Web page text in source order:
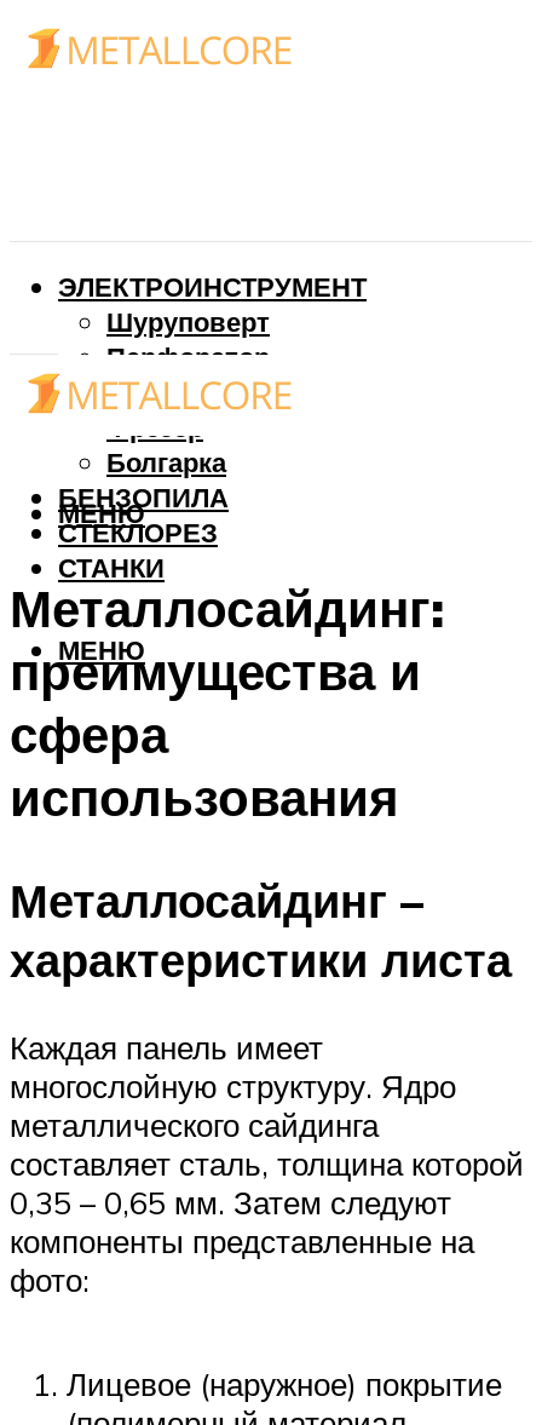
ЭЛЕКТРОИНСТРУМЕНТ
Шуруповерт
Перфоратор
Дрель
Фрезер
Болгарка
БЕНЗОПИЛА
СТЕКЛОРЕЗ
СТАНКИ
МЕНЮ
МЕНЮ
Металлосайдинг:
преимущества и
сфера
использования
Металлосайдинг –
характеристики листа
Каждая панель имеет
многослойную структуру. Ядро
металлического сайдинга
составляет сталь, толщина которой
0,35 – 0,65 мм. Затем следуют
компоненты представленные на
фото:
Лицевое (наружное) покрытие